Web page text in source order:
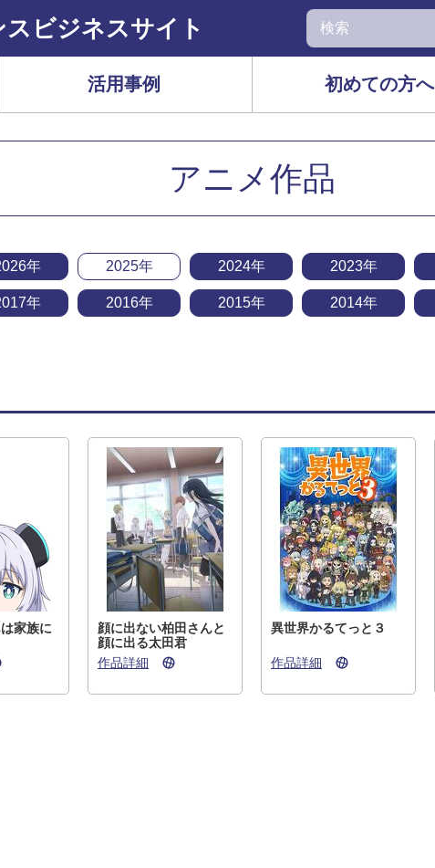
ビジネスサイト
活用事例 初めての方へ
アニメ作品
年 2025年 2024年 2023年
年 2016年 2015年 2014年
家族に
顔に出ない柏田さんと
顔に出る太田君
作品詳細
異世界かるてっと３
作品詳細